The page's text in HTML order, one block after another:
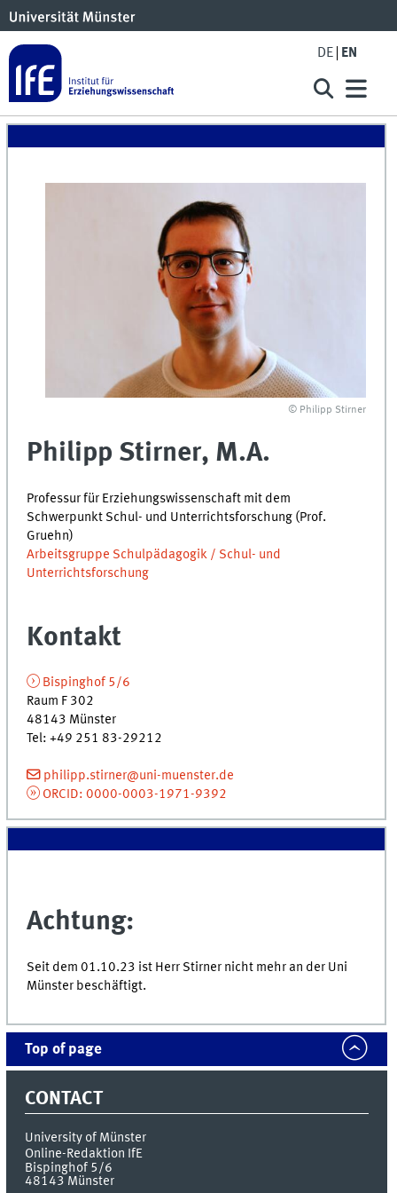
DE EN
© Philipp Stirner
Philipp Stirner, M.A.
Professur für Erziehungswissenschaft mit dem
Schwerpunkt Schul- und Unterrichtsforschung (Prof.
Gruehn)
Arbeitsgruppe Schulpädagogik / Schul- und
Unterrichtsforschung
Kontakt
Bispinghof 5/6
Raum F 302
48143 Münster
Tel:+49 251 83-29212
philipp.stirner@uni-muenster.de
ORCID: 0000-0003-1971-9392
Achtung:
Seit dem 01.10.23 ist Herr Stirner nicht mehr an der Uni
Münster beschäftigt.
Top of page
CONTACT
University of Münster
Online-Redaktion IfE
Bispinghof 5/6
48143 Münster